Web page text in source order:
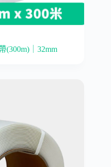
(300m)｜32mm